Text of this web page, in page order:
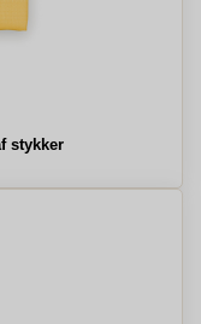
stykker